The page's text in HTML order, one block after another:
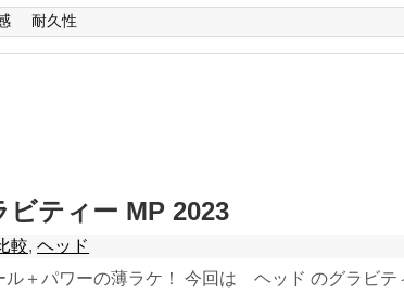
耐久性
ティー MP 2023
較, ヘッド
ル＋パワーの薄ラケ！ 今回は ヘッド のグラビテ